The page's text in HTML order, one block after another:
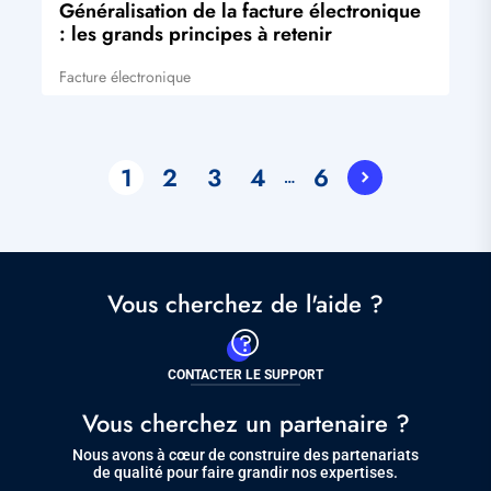
à
jour
Généralisation de la facture électronique
: les grands principes à retenir
Tags
Facture électronique
Current
1 Page
2 Page
3 Page
4 … Page
6
Vous cherchez de l'aide ?
CONTACTER LE SUPPORT
Vous cherchez un partenaire ?
Nous avons à cœur de construire des partenariats
de qualité pour faire grandir nos expertises.